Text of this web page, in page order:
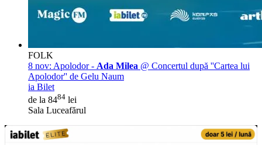
FOLK
8 nov: Apolodor - Ada Milea @ Concertul după ''Cartea lui
Apolodor'' de Gelu Naum
ia Bilet
de la 8484 lei
Sala Luceafărul